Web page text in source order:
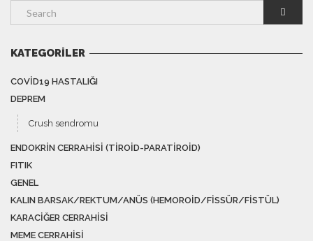
KATEGORILER
COVID19 HASTALIĞI
DEPREM
Crush sendromu
ENDOKRIN CERRAHISI (TIROID-PARATIROID)
FITIK
GENEL
KALIN BARSAK/REKTUM/ANÜS (HEMOROID/FISSÜR/FISTÜL)
KARACIĞER CERRAHISI
MEME CERRAHISI